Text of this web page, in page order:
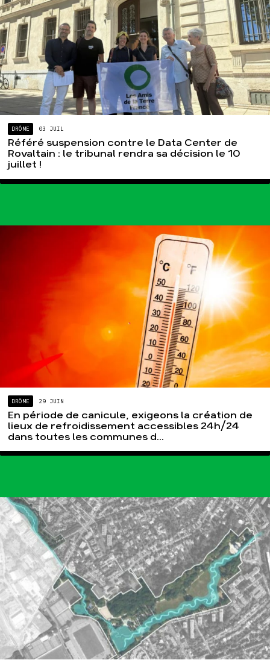
DRÔME 03 JUIL
Référé suspension contre le Data Center de
Rovaltain : le tribunal rendra sa décision le 10
juillet !
DRÔME 29 JUIN
En période de canicule, exigeons la création de
lieux de refroidissement accessibles 24h/24
dans toutes les communes d...